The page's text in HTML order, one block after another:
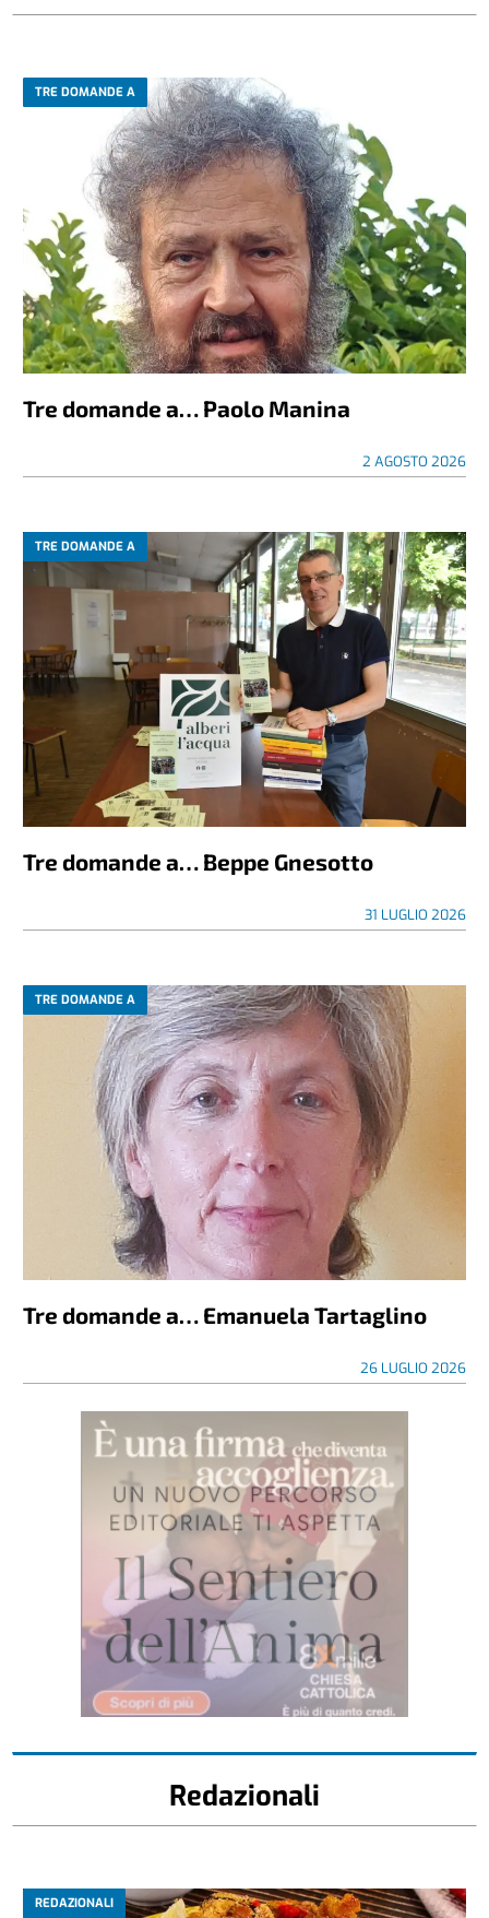
TRE DOMANDE A
Tre domande a… Paolo Manina
2 AGOSTO 2026
TRE DOMANDE A
Tre domande a… Beppe Gnesotto
31 LUGLIO 2026
TRE DOMANDE A
Tre domande a… Emanuela Tartaglino
26 LUGLIO 2026
Redazionali
REDAZIONALI